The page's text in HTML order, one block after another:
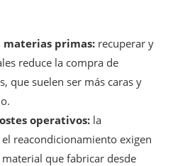
materias primas: recuperar y
reduce la compra de
que suelen ser más caras y
operativos: la
reacondicionamiento exigen
que fabricar desde